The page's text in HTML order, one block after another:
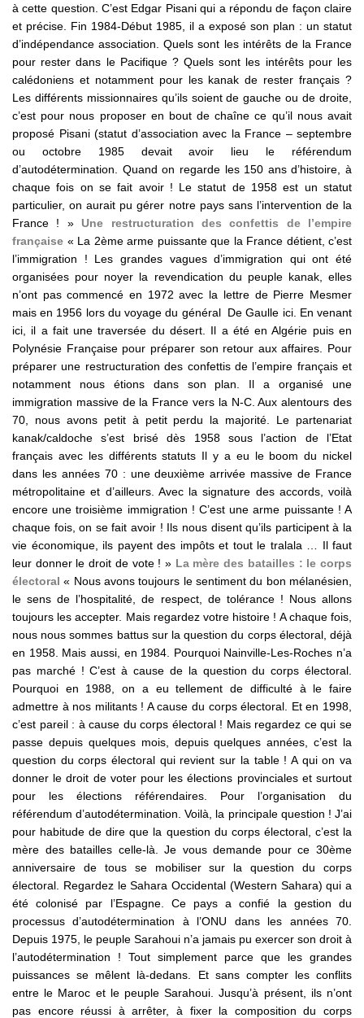
à cette question. C’est Edgar Pisani qui a répondu de façon claire
et précise. Fin 1984-Début 1985, il a exposé son plan : un statut
d’indépendance association. Quels sont les intérêts de la France
pour rester dans le Pacifique ? Quels sont les intérêts pour les
calédoniens et notamment pour les kanak de rester français ?
Les différents missionnaires qu’ils soient de gauche ou de droite,
c’est pour nous proposer en bout de chaîne ce qu’il nous avait
proposé Pisani (statut d’association avec la France – septembre
ou octobre 1985 devait avoir lieu le référendum
d’autodétermination. Quand on regarde les 150 ans d’histoire, à
chaque fois on se fait avoir ! Le statut de 1958 est un statut
particulier, on aurait pu gérer notre pays sans l’intervention de la
France ! » Une restructuration des confettis de l’empire
française « La 2ème arme puissante que la France détient, c’est
l’immigration ! Les grandes vagues d’immigration qui ont été
organisées pour noyer la revendication du peuple kanak, elles
n’ont pas commencé en 1972 avec la lettre de Pierre Mesmer
mais en 1956 lors du voyage du général De Gaulle ici. En venant
ici, il a fait une traversée du désert. Il a été en Algérie puis en
Polynésie Française pour préparer son retour aux affaires. Pour
préparer une restructuration des confettis de l’empire français et
notamment nous étions dans son plan. Il a organisé une
immigration massive de la France vers la N-C. Aux alentours des
70, nous avons petit à petit perdu la majorité. Le partenariat
kanak/caldoche s’est brisé dès 1958 sous l’action de l’Etat
français avec les différents statuts Il y a eu le boom du nickel
dans les années 70 : une deuxième arrivée massive de France
métropolitaine et d’ailleurs. Avec la signature des accords, voilà
encore une troisième immigration ! C’est une arme puissante ! A
chaque fois, on se fait avoir ! Ils nous disent qu’ils participent à la
vie économique, ils payent des impôts et tout le tralala … Il faut
leur donner le droit de vote ! » La mère des batailles : le corps
électoral « Nous avons toujours le sentiment du bon mélanésien,
le sens de l’hospitalité, de respect, de tolérance ! Nous allons
toujours les accepter. Mais regardez votre histoire ! A chaque fois,
nous nous sommes battus sur la question du corps électoral, déjà
en 1958. Mais aussi, en 1984. Pourquoi Nainville-Les-Roches n’a
pas marché ! C’est à cause de la question du corps électoral.
Pourquoi en 1988, on a eu tellement de difficulté à le faire
admettre à nos militants ! A cause du corps électoral. Et en 1998,
c’est pareil : à cause du corps électoral ! Mais regardez ce qui se
passe depuis quelques mois, depuis quelques années, c’est la
question du corps électoral qui revient sur la table ! A qui on va
donner le droit de voter pour les élections provinciales et surtout
pour les élections référendaires. Pour l’organisation du
référendum d’autodétermination. Voilà, la principale question ! J’ai
pour habitude de dire que la question du corps électoral, c’est la
mère des batailles celle-là. Je vous demande pour ce 30ème
anniversaire de tous se mobiliser sur la question du corps
électoral. Regardez le Sahara Occidental (Western Sahara) qui a
été colonisé par l’Espagne. Ce pays a confié la gestion du
processus d’autodétermination à l’ONU dans les années 70.
Depuis 1975, le peuple Sarahoui n’a jamais pu exercer son droit à
l’autodétermination ! Tout simplement parce que les grandes
puissances se mêlent là-dedans. Et sans compter les conflits
entre le Maroc et le peuple Sarahoui. Jusqu’à présent, ils n’ont
pas encore réussi à arrêter, à fixer la composition du corps